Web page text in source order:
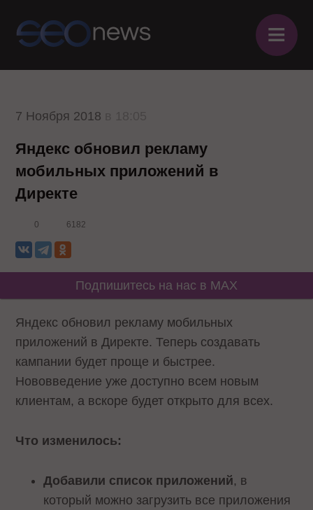
≡
7 Ноября 2018
Яндекс обновил рекламу
мобильных приложений в
Директе
0 6182
Подпишитесь на нас в MAX
Яндекс обновил рекламу мобильных
приложений в Директе. Теперь создавать
кампании будет проще и быстрее.
Нововведение уже доступно всем новым
клиентам, а вскоре будет открыто для всех.
Что изменилось:
Добавили список приложений, в
который можно загрузить все приложения